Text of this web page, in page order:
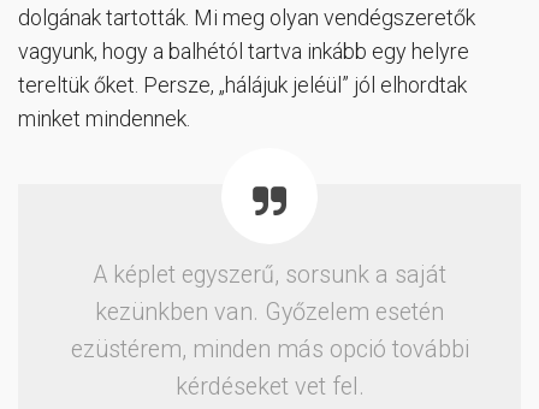
dolgának tartották. Mi meg olyan vendégszeretők
vagyunk, hogy a balhétól tartva inkább egy helyre
tereltük őket. Persze, „hálájuk jeléül” jól elhordtak
minket mindennek.
A képlet egyszerű, sorsunk a saját
kezünkben van. Győzelem esetén
ezüstérem, minden más opció további
kérdéseket vet fel.